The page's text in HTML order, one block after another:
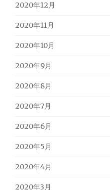
2020年12月
2020年11月
2020年10月
2020年9月
2020年8月
2020年7月
2020年6月
2020年5月
2020年4月
2020年3月